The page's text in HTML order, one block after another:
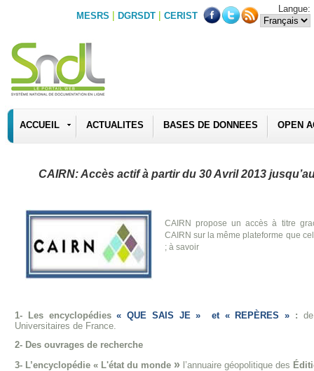
MESRS | DGRSDT | CERIST
Langue:
ACCUEIL ACTUALITES BASES DE DONNEES OPEN
CAIRN: Accès actif à partir du 30 Avril 2013
CAIRN propose un accès à titre
CAIRN sur la même plateforme que
; à savoir
1- Les encyclopédies«QUE SAIS JE » et« REPÈRES » :
Universitaires de France.
2- Des ouvrages de recherche
3- L’encyclopédie « L'état du monde » l’annuaire géopolitique des